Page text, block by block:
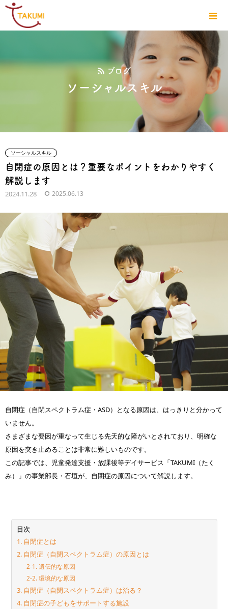
ブログ
ソーシャルスキル
ソーシャルスキル
自閉症の原因とは？重要なポイントをわかりやすく
解説します
2024.11.28
2025.06.13
自閉症（自閉スペクトラム症・ASD）となる原因は、はっきりと分かって
いません。
さまざまな要因が重なって生じる先天的な障がいとされており、明確な
原因を突き止めることは非常に難しいものです。
この記事では、児童発達支援・放課後等デイサービス「TAKUMI（たく
み）」の事業部長・石垣が、自閉症の原因について解説します。
目次
1. 自閉症とは
2. 自閉症（自閉スペクトラム症）の原因とは
2-1. 遺伝的な原因
2-2. 環境的な原因
3. 自閉症（自閉スペクトラム症）は治る？
4. 自閉症の子どもをサポートする施設